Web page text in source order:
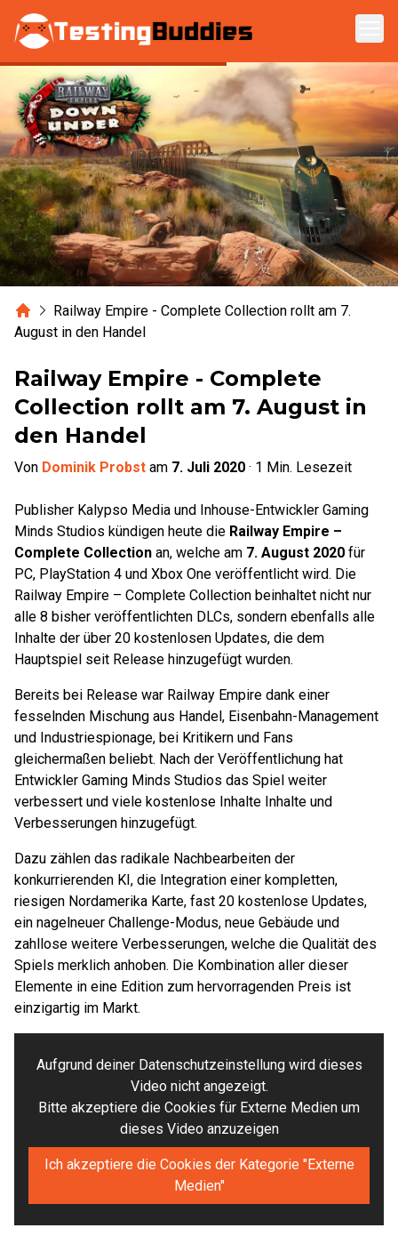
Zum Hauptinhalt springen
HomeRailway Empire - Complete Collection rollt am 7.
August in den Handel
Railway Empire - Complete
Collection rollt am 7. August in
den Handel
Von Dominik Probst am 7. Juli 2020 · 1 Min. Lesezeit
Publisher Kalypso Media und Inhouse-Entwickler Gaming
Minds Studios kündigen heute die Railway Empire –
Complete Collection an, welche am 7. August 2020 für
PC, PlayStation 4 und Xbox One veröffentlicht wird. Die
Railway Empire – Complete Collection beinhaltet nicht nur
alle 8 bisher veröffentlichten DLCs, sondern ebenfalls alle
Inhalte der über 20 kostenlosen Updates, die dem
Hauptspiel seit Release hinzugefügt wurden.
Bereits bei Release war Railway Empire dank einer
fesselnden Mischung aus Handel, Eisenbahn-Management
und Industriespionage, bei Kritikern und Fans
gleichermaßen beliebt. Nach der Veröffentlichung hat
Entwickler Gaming Minds Studios das Spiel weiter
verbessert und viele kostenlose Inhalte Inhalte und
Verbesserungen hinzugefügt.
Dazu zählen das radikale Nachbearbeiten der
konkurrierenden KI, die Integration einer kompletten,
riesigen Nordamerika Karte, fast 20 kostenlose Updates,
ein nagelneuer Challenge-Modus, neue Gebäude und
zahllose weitere Verbesserungen, welche die Qualität des
Spiels merklich anhoben. Die Kombination aller dieser
Elemente in eine Edition zum hervorragenden Preis ist
einzigartig im Markt.
Aufgrund deiner Datenschutzeinstellung wird dieses
Video nicht angezeigt.
Bitte akzeptiere die Cookies für Externe Medien um
dieses Video anzuzeigen
Ich akzeptiere die Cookies der Kategorie "Externe
Medien"